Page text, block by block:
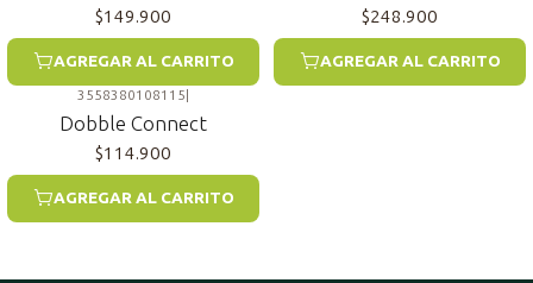
$149.900
AGREGAR AL CARRITO
$248.900
AGREGAR AL CARRITO
3558380108115
Dobble Connect
$114.900
AGREGAR AL CARRITO